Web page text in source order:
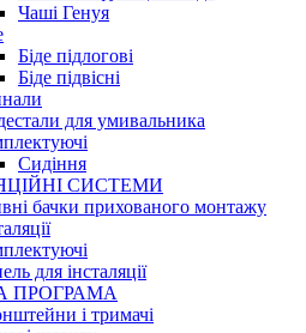
Чаші Генуя
Біде підлогові
Біде підвісні
для умивальника
Сидіння
СИСТЕМИ
бачки прихованого монтажу
для інсталяції
ПРОГРАМА
і тримачі